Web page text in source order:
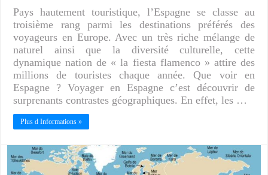
Pays hautement touristique, l’Espagne se classe au
troisième rang parmi les destinations préférés des
voyageurs en Europe. Avec un très riche mélange de
naturel ainsi que la diversité culturelle, cette
dynamique nation de « la fiesta flamenco » attire des
millions de touristes chaque année. Que voir en
Espagne ? Voyager en Espagne c’est découvrir de
surprenants contrastes géographiques. En effet, les …
Plus d Informations »